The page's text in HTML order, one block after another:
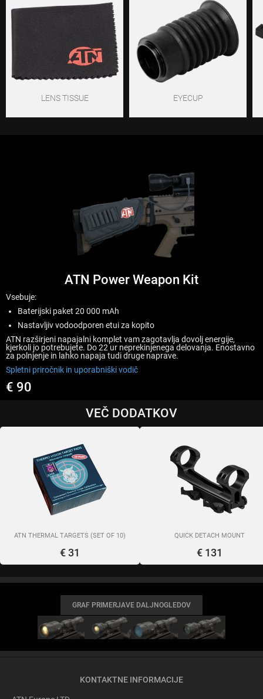
LENS TISSUE EYECUP
ATN Power Weapon Kit
Vsebuje:
Baterijski paket 20 000 mAh
Nastavljiv vodoodporen etui za kopito
ATN razširjeni napajalni komplet vam zagotavlja dovolj energije,
kjerkoli jo potrebujete. Do 22 ur neprekinjenega delovanja. Enostavno
za polnjenje in lahko napaja tudi druge naprave.
Spletni priročnik in uporabniški vodič
€ 90
VEČ DODATKOV
ATN THERMAL TARGETS (SET OF 10)
€ 31
QUICK DETACH MOUNT
€ 131
GRAF PRIMERJAVE DALJNOGLEDOV
KONTAKTNE INFORMACIJE